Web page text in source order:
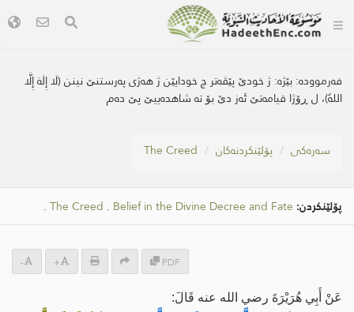
فەرموودە:بێژه‌: ژ خودێ پێڤه‌تر چ خودایێن ژ هه‌ژی په‌رستنێ نینن (لَا إِلَهَ إِلَّا
اللهُ)، ل ڕۆژا قیامه‌تێ ئه‌ز دێ بۆ ته‌ شاهده‌ییێ پێ ده‌م
سه‌ره‌كی پۆلێنکردنەکان The Creed
پۆلێنکردن: The Creed . Belief in the Divine Decree and Fate
.
PDF
+
-
عَنْ ‌أَبِي هُرَيْرَةَ رضي الله عنه قَالَ: